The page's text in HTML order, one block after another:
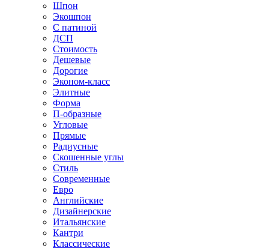
Шпон
Экошпон
С патиной
ДСП
Стоимость
Дешевые
Дорогие
Эконом-класс
Элитные
Форма
П-образные
Угловые
Прямые
Радиусные
Скошенные углы
Стиль
Современные
Евро
Английские
Дизайнерские
Итальянские
Кантри
Классические